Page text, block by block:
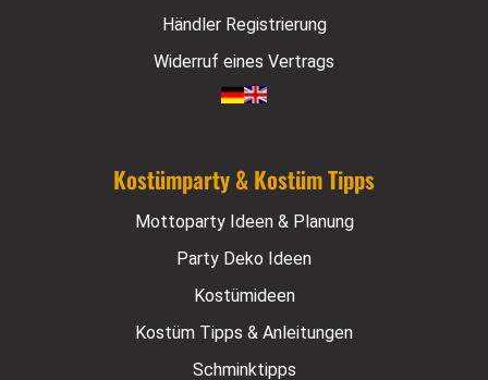
Händler Registrierung
Widerruf eines Vertrags
Kostümparty & Kostüm Tipps
Mottoparty Ideen & Planung
Party Deko Ideen
Kostümideen
Kostüm Tipps & Anleitungen
Schminktipps